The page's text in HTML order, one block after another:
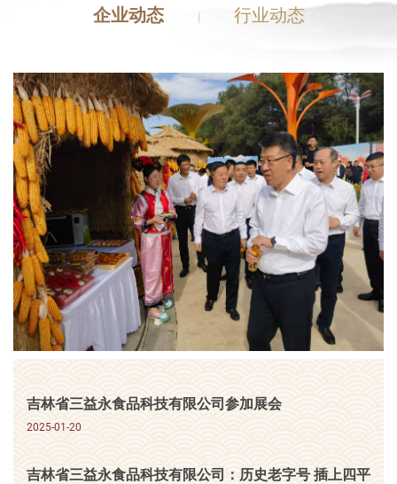
企业动态 | 行业动态
吉林省三益永食品科技有限公司参加展会
2025-01-20
吉林省三益永食品科技有限公司：历史老字号 插上四平